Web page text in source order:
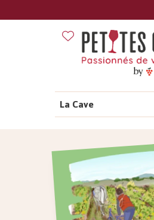
La Cave